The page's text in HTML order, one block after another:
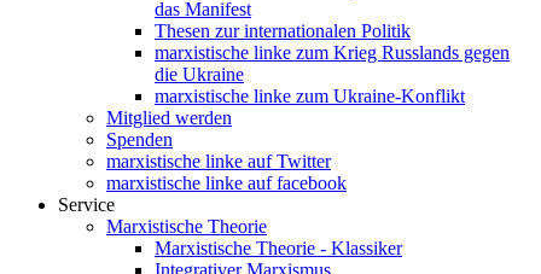
das Manifest
Thesen zur internationalen Politik
marxistische linke zum Krieg Russlands gegen
die Ukraine
marxistische linke zum Ukraine-Konflikt
Mitglied werden
Spenden
marxistische linke auf Twitter
marxistische linke auf facebook
Service
Marxistische Theorie
Marxistische Theorie - Klassiker
Integrativer Marxismus